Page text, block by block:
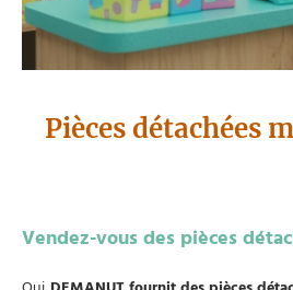
Pièces détachées
Vendez-vous des pièces